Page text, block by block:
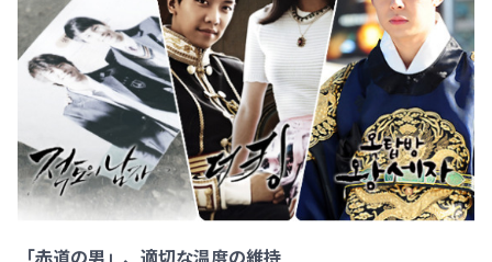
「赤道の男」、適切な温度の維持